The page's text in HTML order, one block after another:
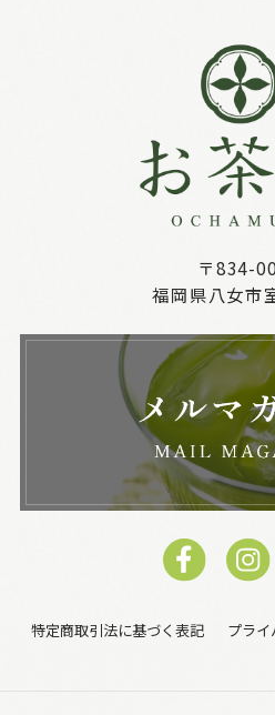
〒834-
福岡県八女市
特定商取引法に基づく表記 プラ